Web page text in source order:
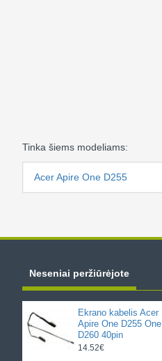
Tinka šiems modeliams:
Acer Apire One D255
Neseniai peržiūrėjote
Ekrano kabelis Acer
Apire One D255 One
D260 40pin
14.52€